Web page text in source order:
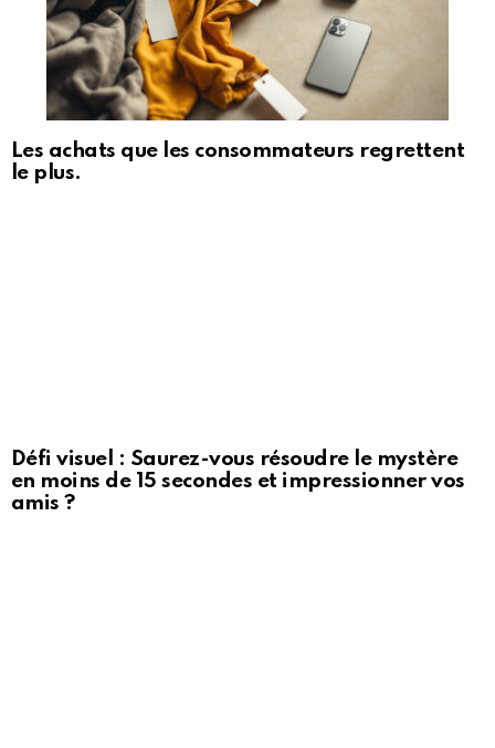
Les achats que les consommateurs regrettent
le plus.
Défi visuel : Saurez-vous résoudre le mystère
en moins de 15 secondes et impressionner vos
amis ?